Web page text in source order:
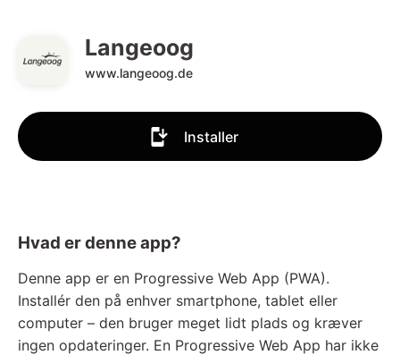
Langeoog
www.langeoog.de
Installer
Hvad er denne app?
Denne app er en Progressive Web App (PWA).
Installér den på enhver smartphone, tablet eller
computer – den bruger meget lidt plads og kræver
ingen opdateringer. En Progressive Web App har ikke